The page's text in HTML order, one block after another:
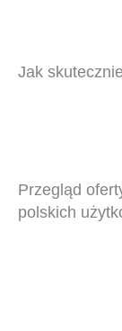
Jak
Przegląd
polskich